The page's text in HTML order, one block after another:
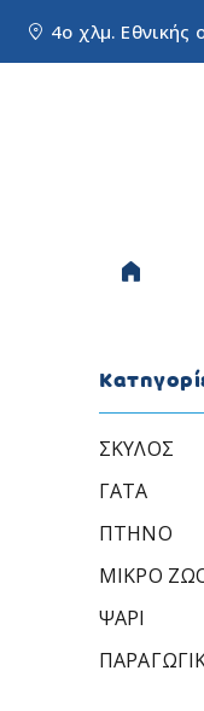
4ο χλμ. Εθνικής
ΣΚΥΛΟΣ
ΓΑΤΑ
ΠΤΗΝΟ
ΜΙΚΡΟ
ΨΑΡΙ